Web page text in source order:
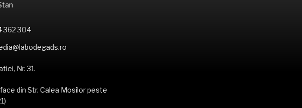
362 304
Nr. 31.
din Str. Calea Mosilor peste